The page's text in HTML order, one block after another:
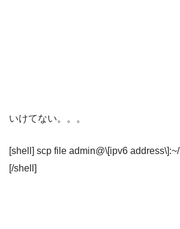
いけてない。。。
[shell] scp file admin@\[ipv6 address\]:~/
[/shell]